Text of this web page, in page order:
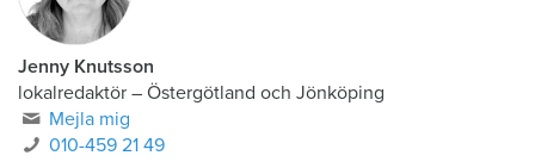
Jenny Knutsson
lokalredaktör – Östergötland och Jönköping
Mejla mig
010-459 21 49